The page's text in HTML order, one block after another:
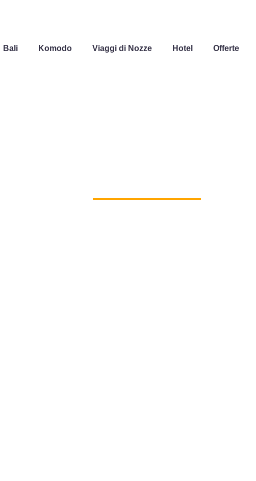
Bali Komodo Viaggi di Nozze Hotel Offerte